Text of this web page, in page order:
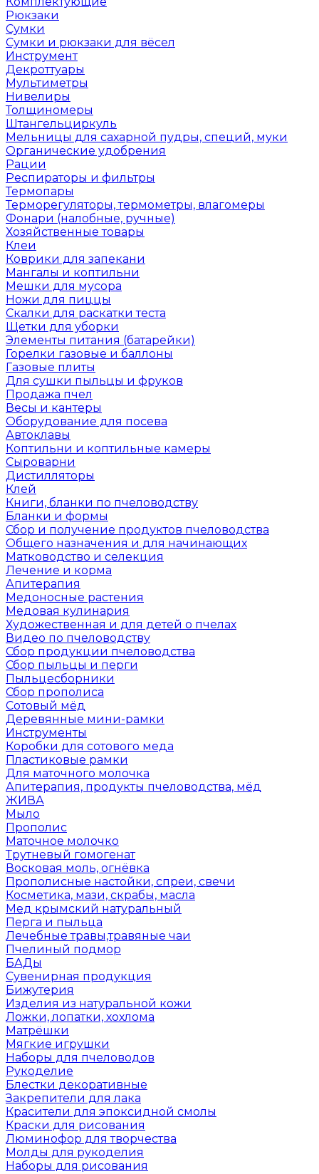
Рюкзаки
Сумки
Сумки и рюкзаки для вёсел
Инструмент
Декроттуары
Мультиметры
Нивелиры
Толщиномеры
Штангельциркуль
Мельницы для сахарной пудры, специй, муки
Органические удобрения
Рации
Респираторы и фильтры
Термопары
Терморегуляторы, термометры, влагомеры
Фонари (налобные, ручные)
Хозяйственные товары
Клеи
Коврики для запекани
Мангалы и коптильни
Мешки для мусора
Ножи для пиццы
Скалки для раскатки теста
Щетки для уборки
Элементы питания (батарейки)
Горелки газовые и баллоны
Газовые плиты
Для сушки пыльцы и фруков
Продажа пчел
Весы и кантеры
Оборудование для посева
Автоклавы
Коптильни и коптильные камеры
Сыроварни
Дистилляторы
Клей
Книги, бланки по пчеловодству
Бланки и формы
Сбор и получение продуктов пчеловодства
Общего назначения и для начинающих
Матководство и селекция
Лечение и корма
Апитерапия
Медоносные растения
Медовая кулинария
Художественная и для детей о пчелах
Видео по пчеловодству
Сбор продукции пчеловодства
Сбор пыльцы и перги
Пыльцесборники
Сбор прополиса
Сотовый мёд
Деревянные мини-рамки
Инструменты
Коробки для сотового меда
Пластиковые рамки
Для маточного молочка
Апитерапия, продукты пчеловодства, мёд
ЖИВА
Мыло
Прополис
Маточное молочко
Трутневый гомогенат
Восковая моль, огнёвка
Прополисные настойки, спреи, свечи
Косметика, мази, скрабы, масла
Мед крымский натуральный
Перга и пыльца
Лечебные травы,травяные чаи
Пчелиный подмор
БАДы
Сувенирная продукция
Бижутерия
Изделия из натуральной кожи
Ложки, лопатки, хохлома
Матрёшки
Мягкие игрушки
Наборы для пчеловодов
Рукоделие
Блестки декоративные
Закрепители для лака
Красители для эпоксидной смолы
Краски для рисования
Люминофор для творчества
Молды для рукоделия
Наборы для рисования